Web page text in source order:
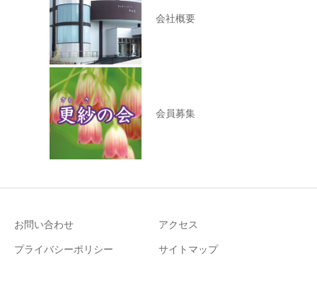
会社概要
会員募集
お問い合わせ アクセス
プライバシーポリシー サイトマップ